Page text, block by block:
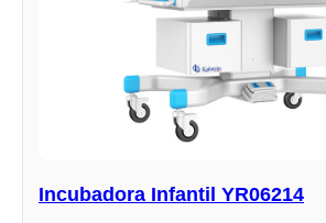
Incubadora Infantil YR06214